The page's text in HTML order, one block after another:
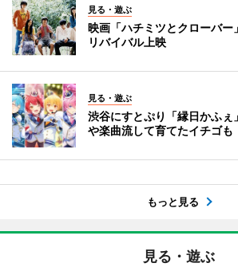
見る・遊ぶ
映画「ハチミツとクローバー
リバイバル上映
見る・遊ぶ
渋谷にすとぷり「縁日かふ
や楽曲流して育てたイチゴも
もっと見る
見る・遊ぶ